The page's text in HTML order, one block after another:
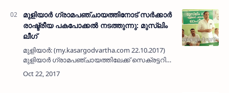
മുളിയാര്‍ ഗ്രാമപഞ്ചായത്തിനോട് സര്‍ക്കാര്‍
രാഷ്ട്രീയ പകപോക്കല്‍ നടത്തുന്നു: മുസ്ലിം
ലീഗ്
മുളിയാര്‍: (my.kasargodvartha.com 22.10.2017)
മുളിയാര്‍ ഗ്രാമപഞ്ചായത്തിലേക്ക് സെക്രട്ടറി
ഉള്‍പെടെയുള്ള ജീവനക്കാരെ നിയമിക്കണമെന്ന്
മുസ്ലിം ലീഗ് മുളിയാര്‍ പഞ്ചായത്ത് പ്രവര്‍ത്തക